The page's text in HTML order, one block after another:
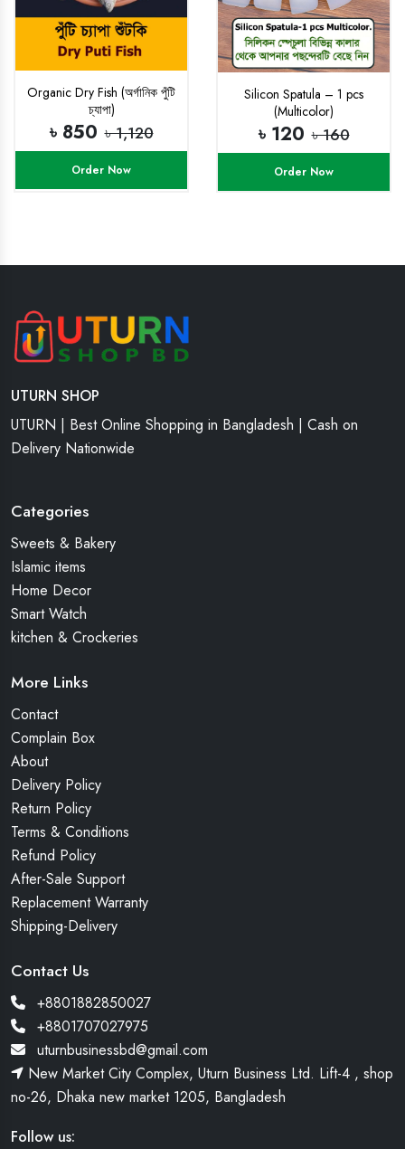
Organic Dry Fish (অর্গানিক পুঁটি
চ্যাপা)
৳ 850 ৳ 1,120
Order Now
Silicon Spatula – 1 pcs
(Multicolor)
৳ 120 ৳ 160
Order Now
UTURN SHOP
UTURN | Best Online Shopping in Bangladesh | Cash on
Delivery Nationwide
Categories
Sweets & Bakery
Islamic items
Home Decor
Smart Watch
kitchen & Crockeries
More Links
Contact
Complain Box
About
Delivery Policy
Return Policy
Terms & Conditions
Refund Policy
After-Sale Support
Replacement Warranty
Shipping-Delivery
Contact Us
+8801882850027
+8801707027975
uturnbusinessbd@gmail.com
New Market City Complex, Uturn Business Ltd. Lift-4 , shop
no-26, Dhaka new market 1205, Bangladesh
Follow us: